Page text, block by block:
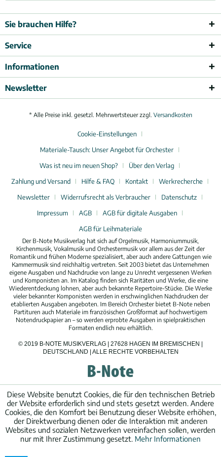
Sie brauchen Hilfe?
Service
Informationen
Newsletter
* Alle Preise inkl. gesetzl. Mehrwertsteuer zzgl. Versandkosten
Cookie-Einstellungen
Materiale-Tausch: Unser Angebot für Orchester
Was ist neu im neuen Shop?
Über den Verlag
Zahlung und Versand
Hilfe & FAQ Kontakt
Werkrecherche
Newsletter
Widerrufsrecht als Verbraucher
Datenschutz
Impressum
AGB
AGB für digitale Ausgaben
AGB für Leihmateriale
Der B-Note Musikverlag hat sich auf Orgelmusik, Harmoniummusik,
Kirchenmusik, Vokalmusik und Orchestermusik vor allem aus der Zeit der
Romantik und frühen Moderne spezialisiert, aber auch andere Gattungen wie
Kammermusik sind reichhaltig vertreten. Seit 2003 bietet das Unternehmen
eigene Ausgaben und Nachdrucke von lange zu Unrecht vergessenen Werken
und Komponisten an. Im Katalog finden sich Raritäten und Werke, die eine
Wiederentdeckung lohnen, aber auch bekannte Repertoire-Stücke. Die Werke
vieler bekannter Komponisten werden in erschwinglichen Nachdrucken der
etablierten Ausgaben angeboten. Im Bereich Orchester bietet B-Note neben
Partituren auch Materiale im französischen Großformat auf hochwertigem
Notendruckpapier an – so werden erprobte Ausgaben in spielpraktischen
Formaten endlich neu erhältlich.
© 2019 B-NOTE MUSIKVERLAG | 27628 HAGEN IM BREMISCHEN |
DEUTSCHLAND | ALLE RECHTE VORBEHALTEN
Diese Website benutzt Cookies, die für den technischen Betrieb
der Website erforderlich sind und stets gesetzt werden. Andere
Cookies, die den Komfort bei Benutzung dieser Website erhöhen,
der Direktwerbung dienen oder die Interaktion mit anderen
Websites und sozialen Netzwerken vereinfachen sollen, werden
nur mit Ihrer Zustimmung gesetzt. Mehr Informationen